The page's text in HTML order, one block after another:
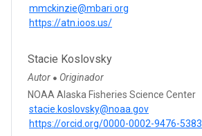
mmckinzie@mbari.org
https://atn.ioos.us/
Stacie Koslovsky
Autor ● Originador
NOAA Alaska Fisheries Science Center
stacie.koslovsky@noaa.gov
https://orcid.org/0000-0002-9476-5383